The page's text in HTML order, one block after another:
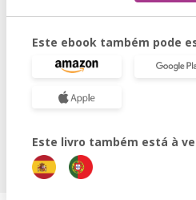
Este ebook também pode
Este livro também está à